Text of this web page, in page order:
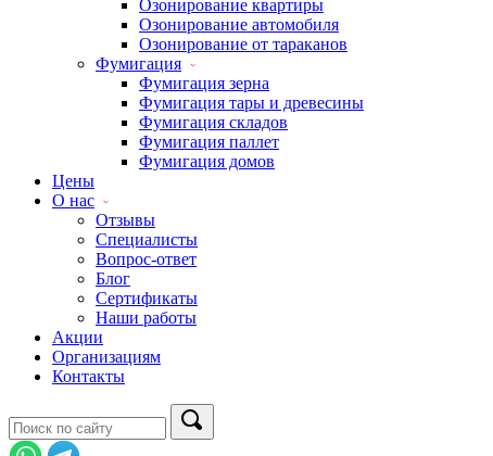
Озонирование квартиры
Озонирование автомобиля
Озонирование от тараканов
Фумигация
Фумигация зерна
Фумигация тары и древесины
Фумигация складов
Фумигация паллет
Фумигация домов
Цены
О нас
Отзывы
Специалисты
Вопрос-ответ
Блог
Сертификаты
Наши работы
Акции
Организациям
Контакты